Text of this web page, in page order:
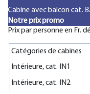
Cabine avec balcon cat.
Notre prix promo
Prix par personne en Fr.
Catégories de cabines
Intérieure, cat. IN1
Intérieure, cat. IN2